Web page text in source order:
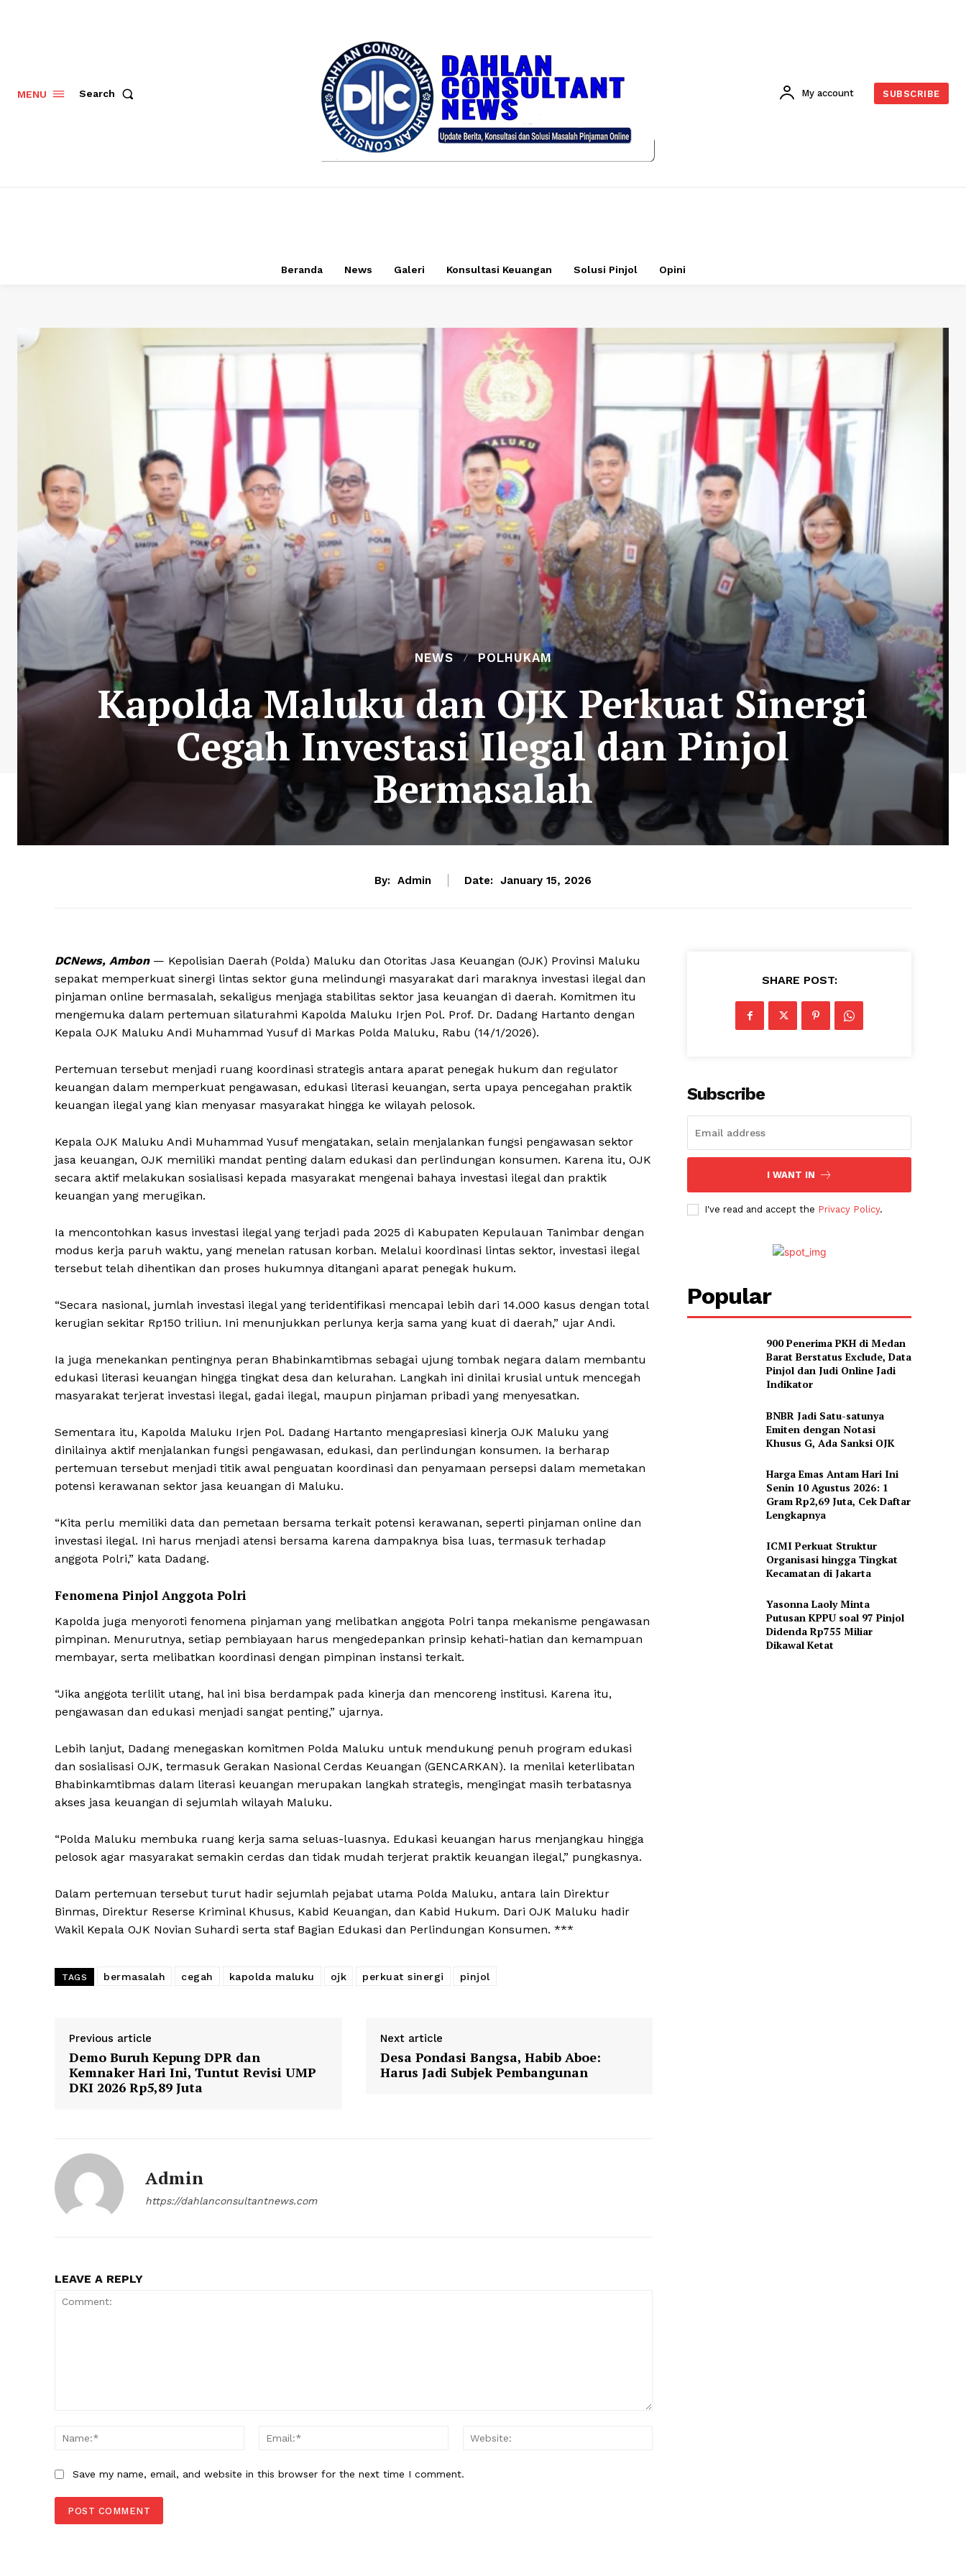
MENU Search My account SUBSCRIBE
Beranda News Galeri Konsultasi Keuangan Solusi Pinjol Opini
NEWS POLHUKAM
Kapolda Maluku dan OJK Perkuat Sinergi
Cegah Investasi Ilegal dan Pinjol
Bermasalah
By: Admin Date: January 15, 2026
DCNews, Ambon— Kepolisian Daerah (Polda) Maluku dan Otoritas Jasa Keuangan (OJK) Provinsi Maluku
sepakat memperkuat sinergi lintas sektor guna melindungi masyarakat dari maraknya investasi ilegal dan
pinjaman online bermasalah, sekaligus menjaga stabilitas sektor jasa keuangan di daerah. Komitmen itu
mengemuka dalam pertemuan silaturahmi Kapolda Maluku Irjen Pol. Prof. Dr. Dadang Hartanto dengan
Kepala OJK Maluku Andi Muhammad Yusuf di Markas Polda Maluku, Rabu (14/1/2026).
Pertemuan tersebut menjadi ruang koordinasi strategis antara aparat penegak hukum dan regulator
keuangan dalam memperkuat pengawasan, edukasi literasi keuangan, serta upaya pencegahan praktik
keuangan ilegal yang kian menyasar masyarakat hingga ke wilayah pelosok.
Kepala OJK Maluku Andi Muhammad Yusuf mengatakan, selain menjalankan fungsi pengawasan sektor
jasa keuangan, OJK memiliki mandat penting dalam edukasi dan perlindungan konsumen. Karena itu, OJK
secara aktif melakukan sosialisasi kepada masyarakat mengenai bahaya investasi ilegal dan praktik
keuangan yang merugikan.
Ia mencontohkan kasus investasi ilegal yang terjadi pada 2025 di Kabupaten Kepulauan Tanimbar dengan
modus kerja paruh waktu, yang menelan ratusan korban. Melalui koordinasi lintas sektor, investasi ilegal
tersebut telah dihentikan dan proses hukumnya ditangani aparat penegak hukum.
“Secara nasional, jumlah investasi ilegal yang teridentifikasi mencapai lebih dari 14.000 kasus dengan total
kerugian sekitar Rp150 triliun. Ini menunjukkan perlunya kerja sama yang kuat di daerah,” ujar Andi.
Ia juga menekankan pentingnya peran Bhabinkamtibmas sebagai ujung tombak negara dalam membantu
edukasi literasi keuangan hingga tingkat desa dan kelurahan. Langkah ini dinilai krusial untuk mencegah
masyarakat terjerat investasi ilegal, gadai ilegal, maupun pinjaman pribadi yang menyesatkan.
Sementara itu, Kapolda Maluku Irjen Pol. Dadang Hartanto mengapresiasi kinerja OJK Maluku yang
dinilainya aktif menjalankan fungsi pengawasan, edukasi, dan perlindungan konsumen. Ia berharap
pertemuan tersebut menjadi titik awal penguatan koordinasi dan penyamaan persepsi dalam memetakan
potensi kerawanan sektor jasa keuangan di Maluku.
“Kita perlu memiliki data dan pemetaan bersama terkait potensi kerawanan, seperti pinjaman online dan
investasi ilegal. Ini harus menjadi atensi bersama karena dampaknya bisa luas, termasuk terhadap
anggota Polri,” kata Dadang.
Fenomena Pinjol Anggota Polri
Kapolda juga menyoroti fenomena pinjaman yang melibatkan anggota Polri tanpa mekanisme pengawasan
pimpinan. Menurutnya, setiap pembiayaan harus mengedepankan prinsip kehati-hatian dan kemampuan
membayar, serta melibatkan koordinasi dengan pimpinan instansi terkait.
“Jika anggota terlilit utang, hal ini bisa berdampak pada kinerja dan mencoreng institusi. Karena itu,
pengawasan dan edukasi menjadi sangat penting,” ujarnya.
Lebih lanjut, Dadang menegaskan komitmen Polda Maluku untuk mendukung penuh program edukasi
dan sosialisasi OJK, termasuk Gerakan Nasional Cerdas Keuangan (GENCARKAN). Ia menilai keterlibatan
Bhabinkamtibmas dalam literasi keuangan merupakan langkah strategis, mengingat masih terbatasnya
akses jasa keuangan di sejumlah wilayah Maluku.
“Polda Maluku membuka ruang kerja sama seluas-luasnya. Edukasi keuangan harus menjangkau hingga
pelosok agar masyarakat semakin cerdas dan tidak mudah terjerat praktik keuangan ilegal,” pungkasnya.
Dalam pertemuan tersebut turut hadir sejumlah pejabat utama Polda Maluku, antara lain Direktur
Binmas, Direktur Reserse Kriminal Khusus, Kabid Keuangan, dan Kabid Hukum. Dari OJK Maluku hadir
Wakil Kepala OJK Novian Suhardi serta staf Bagian Edukasi dan Perlindungan Konsumen. ***
TAGS bermasalah cegah kapolda maluku ojk perkuat sinergi pinjol
Previous article
Demo Buruh Kepung DPR dan
Kemnaker Hari Ini, Tuntut Revisi UMP
DKI 2026 Rp5,89 Juta
Next article
Desa Pondasi Bangsa, Habib Aboe:
Harus Jadi Subjek Pembangunan
Admin
https://dahlanconsultantnews.com
LEAVE A REPLY
Name:*
Email:*
Save my name, email, and website in this browser for the next time I comment.
SHARE POST:
Subscribe
I WANT IN
I've read and accept the Privacy Policy.
Popular
900 Penerima PKH di Medan
Barat Berstatus Exclude, Data
Pinjol dan Judi Online Jadi
Indikator
BNBR Jadi Satu-satunya
Emiten dengan Notasi
Khusus G, Ada Sanksi OJK
Harga Emas Antam Hari Ini
Senin 10 Agustus 2026: 1
Gram Rp2,69 Juta, Cek Daftar
Lengkapnya
ICMI Perkuat Struktur
Organisasi hingga Tingkat
Kecamatan di Jakarta
Yasonna Laoly Minta
Putusan KPPU soal 97 Pinjol
Didenda Rp755 Miliar
Dikawal Ketat